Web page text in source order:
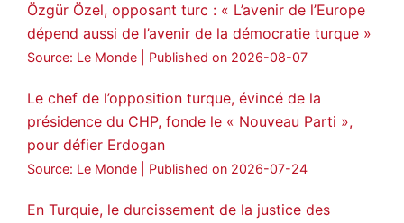
🔗https://medyanews.rs/h4lwBwQ
3 2 Twitter
Voir plus...
Özgür Özel, opposant turc : « L’avenir de l’Europe
dépend aussi de l’avenir de la démocratie turque »
Source: Le Monde Published on 2026-08-07
Le chef de l’opposition turque, évincé de la
présidence du CHP, fonde le « Nouveau Parti »,
pour défier Erdogan
Source: Le Monde Published on 2026-07-24
En Turquie, le durcissement de la justice des